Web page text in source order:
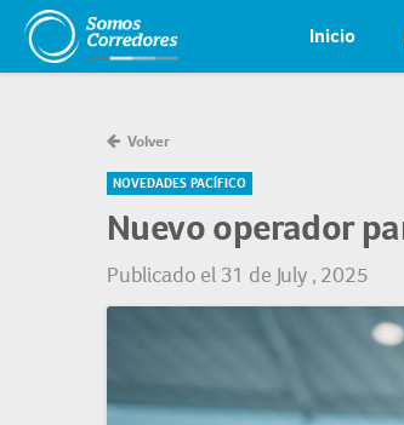
Inicio
Volver
NOVEDADES PACÍFICO
Nuevo operador
Publicado el 31 de July , 2025